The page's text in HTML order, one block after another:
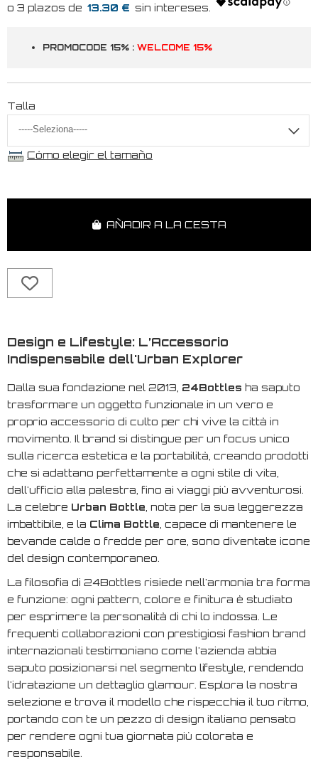
13.30 €
PROMOCODE 15% : WELCOME 15%
Talla
Cómo elegir el tamaño
AÑADIR A LA CESTA
Design e Lifestyle: L’Accessorio
Indispensabile dell'Urban Explorer
Dalla sua fondazione nel 2013, 24Bottles ha saputo
trasformare un oggetto funzionale in un vero e
proprio accessorio di culto per chi vive la città in
movimento. Il brand si distingue per un focus unico
sulla ricerca estetica e la portabilità, creando prodotti
che si adattano perfettamente a ogni stile di vita,
dall'ufficio alla palestra, fino ai viaggi più avventurosi.
La celebre Urban Bottle , nota per la sua leggerezza
imbattibile, e la Clima Bottle , capace di mantenere le
bevande calde o fredde per ore, sono diventate icone
del design contemporaneo.
La filosofia di 24Bottles risiede nell'armonia tra forma
e funzione: ogni pattern, colore e finitura è studiato
per esprimere la personalità di chi lo indossa. Le
frequenti collaborazioni con prestigiosi fashion brand
internazionali testimoniano come l'azienda abbia
saputo posizionarsi nel segmento lifestyle, rendendo
l'idratazione un dettaglio glamour. Esplora la nostra
selezione e trova il modello che rispecchia il tuo ritmo,
portando con te un pezzo di design italiano pensato
per rendere ogni tua giornata più colorata e
responsabile.